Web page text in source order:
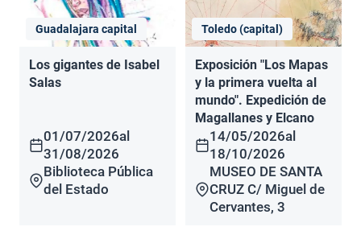
Guadalajara capital
Los gigantes de Isabel
Salas
01/07/2026al
31/08/2026
Biblioteca Pública
del Estado
Toledo (capital)
Exposición "Los Mapas
y la primera vuelta al
mundo". Expedición de
Magallanes y Elcano
14/05/2026al
18/10/2026
MUSEO DE SANTA
CRUZ C/ Miguel de
Cervantes, 3